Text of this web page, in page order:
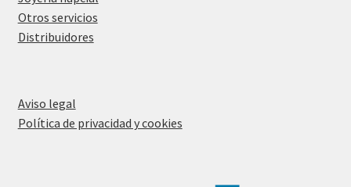
Otros servicios
Distribuidores
Aviso legal
Política de privacidad y cookies